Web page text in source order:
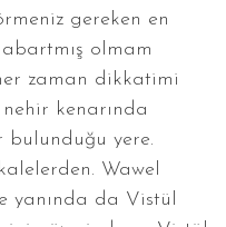
gereken en
olmam
zaman dikkatimi
kenarında
bulunduğu yere.
Wawel
yanında da Vistül